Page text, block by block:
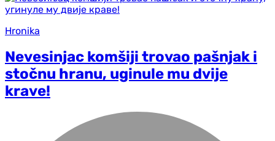
Hronika
Nevesinjac komšiji trovao pašnjak i
stočnu hranu, uginule mu dvije
krave!